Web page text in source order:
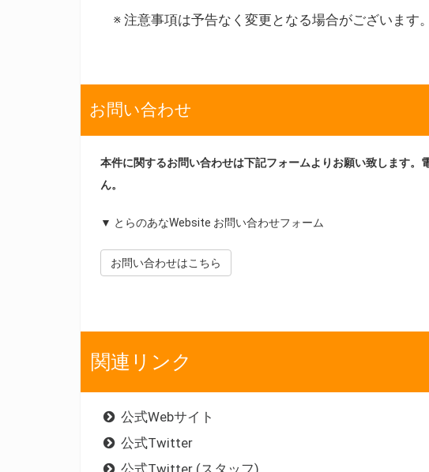
注意事項は予告なく変更となる場合がございます。
お問い合わせ
本件に関するお問い合わせは下記フォームよりお願い致します。
ん。
▼ とらのあなWebsite お問い合わせフォーム
お問い合わせはこちら
関連リンク
公式Webサイト
公式Twitter
公式Twitter (スタッフ)